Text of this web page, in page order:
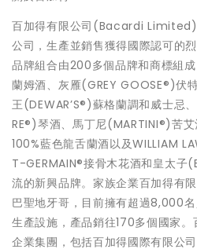
百加得有限公司(Bacardi Limited)
公司，生產並銷售獲得國際認可的
品牌組合由200多個品牌和商標組
蘭姆酒、灰雁(GREY GOOSE®)伏
王(DEWAR’S®)蘇格蘭調和威士忌
RE®)琴酒、馬丁尼(MARTINI®)苦
100%藍色龍舌蘭酒以及WILLIAM
T-GERMAIN®接骨木花酒和皇太子
流的新興品牌。家族企業百加得有
巴聖地牙哥，目前擁有超過8,000
生產設施，產品銷往170多個國家
企業集團，包括百加得國際有限